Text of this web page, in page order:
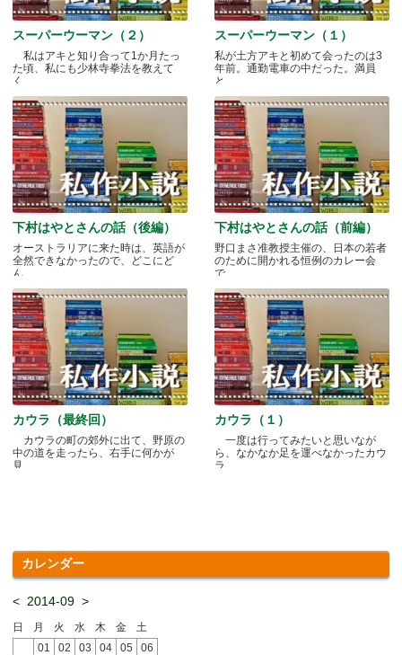
スーパーウーマン（２）
私はアキと知り合って1か月たっ
た頃、私にも少林寺拳法を教えて
く.....
スーパーウーマン（１）
私が土方アキと初めて会ったのは3
年前。通勤電車の中だった。満員
と.....
下村はやとさんの話（後編）
オーストラリアに来た時は、英語が
全然できなかったので、どこにど
ん.....
下村はやとさんの話（前編）
野口まさ准教授主催の、日本の若者
のために開かれる恒例のカレー会
で.....
カウラ（最終回）
カウラの町の郊外に出て、野原の
中の道を走ったら、右手に何かが
見.....
カウラ（１）
一度は行ってみたいと思いなが
ら、なかなか足を運べなかったカウ
ラ.....
カレンダー
< 2014-09 >
日 月 火 水 木 金
土
01
02 03 04 05
06